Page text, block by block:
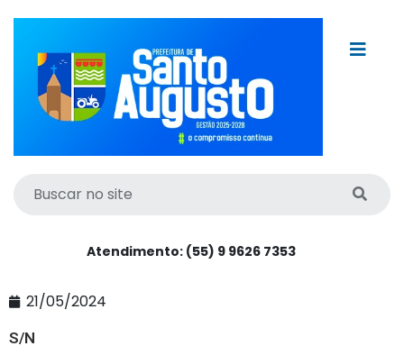
Atendimento: (55) 9 9626 7353
21/05/2024
S/N